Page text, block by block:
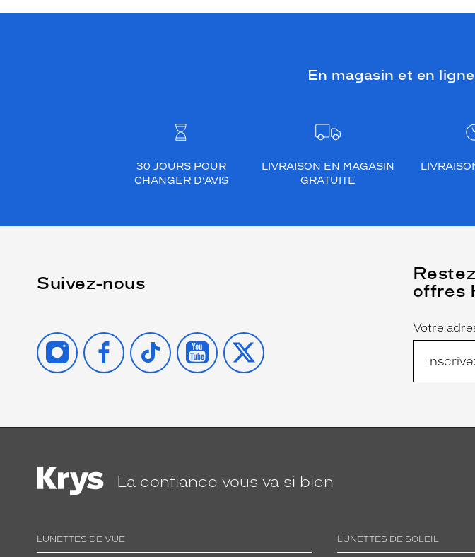
En magasin et en
30 JOURS POUR
CHANGER D’AVIS
LIVRAISON EN MAGASIN
GRATUITE
Suivez-nous
INSTAGRAMFACEBOOK
TIKTOK YOUTUBE
X
offres
Name
Votre
(Ce
champ
est
obligatoire)
La confiance vous va si bien
LUNETTES DE VUE LUNETTES DE SOLEIL